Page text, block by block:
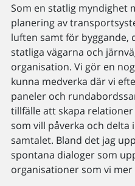
Som en statlig myndighet
planering av
luften samt för byggande,
statliga vägarna och
organisation. Vi gör en
kunna medverka där vi
paneler och
tillfälle att skapa
som vill påverka och
samtalet. Bland det jag
spontana dialoger som
organisationer som vi